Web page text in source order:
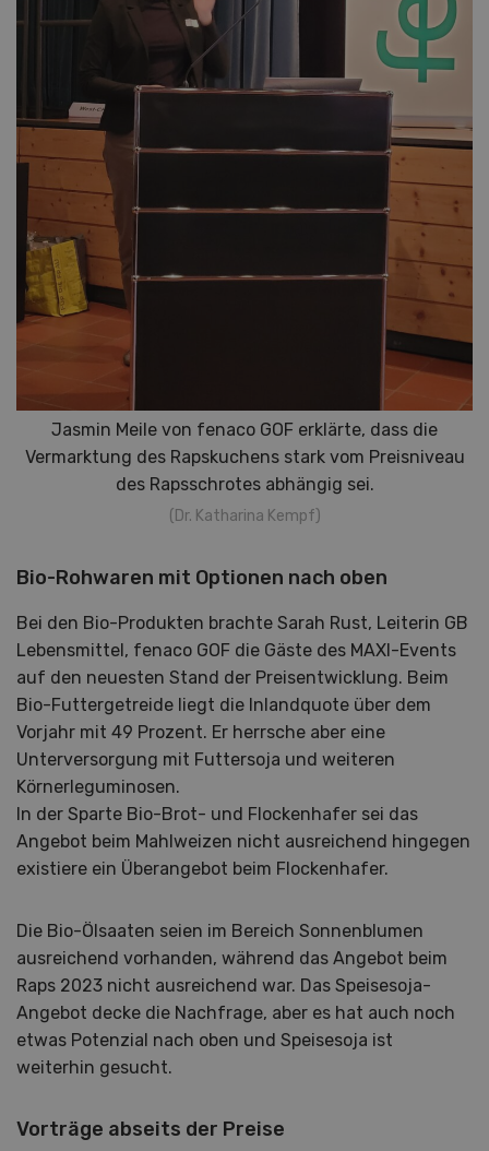
Jasmin Meile von fenaco GOF erklärte, dass die
Vermarktung des Rapskuchens stark vom Preisniveau
des Rapsschrotes abhängig sei.
(Dr. Katharina Kempf)
Bio-Rohwaren mit Optionen nach oben
Bei den Bio-Produkten brachte Sarah Rust, Leiterin GB
Lebensmittel, fenaco GOF die Gäste des MAXI-Events
auf den neuesten Stand der Preisentwicklung. Beim
Bio-Futtergetreide liegt die Inlandquote über dem
Vorjahr mit 49 Prozent. Er herrsche aber eine
Unterversorgung mit Futtersoja und weiteren
Körnerleguminosen.
In der Sparte Bio-Brot- und Flockenhafer sei das
Angebot beim Mahlweizen nicht ausreichend hingegen
existiere ein Überangebot beim Flockenhafer.
Die Bio-Ölsaaten seien im Bereich Sonnenblumen
ausreichend vorhanden, während das Angebot beim
Raps 2023 nicht ausreichend war. Das Speisesoja-
Angebot decke die Nachfrage, aber es hat auch noch
etwas Potenzial nach oben und Speisesoja ist
weiterhin gesucht.
Vorträge abseits der Preise